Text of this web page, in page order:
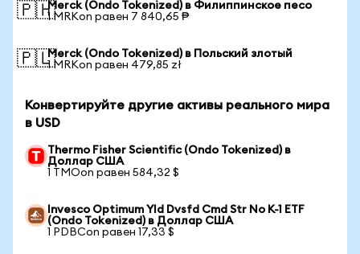
🇵🇭Merck (Ondo Tokenized) в Филиппинское песо
1 MRKon равен 7 840,65 ₱
🇵🇱Merck (Ondo Tokenized) в Польский злотый
1 MRKon равен 479,85 zł
Конвертируйте другие активы реального мира
в USD
Thermo Fisher Scientific (Ondo Tokenized) в
Доллар США
1 TMOon равен 584,32 $
Invesco Optimum Yld Dvsfd Cmd Str No K-1 ETF
(Ondo Tokenized) в Доллар США
1 PDBCon равен 17,33 $